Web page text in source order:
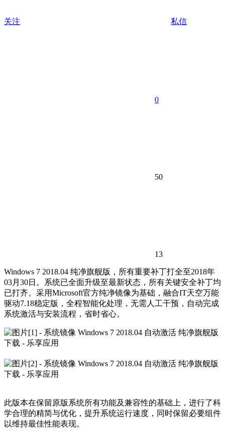
关注 私信
0
50
13
Windows 7 2018.04 纯净旗舰版，所有重要补丁打全至2018年
03月30日。系统已全面升级至最新状态，所有关键安全补丁均
已打齐。采用Microsoft官方纯净镜像为基础，融合IT天空万能
驱动7.18稳定版，全程智能化处理，无需人工干预，自动完成
系统激活与安装流程，省时省心。
此版本在保留原版系统所有功能及兼容性的基础上，进行了科
学合理的精简与优化，提升系统运行速度，同时保留必要组件
以维持最佳性能表现。